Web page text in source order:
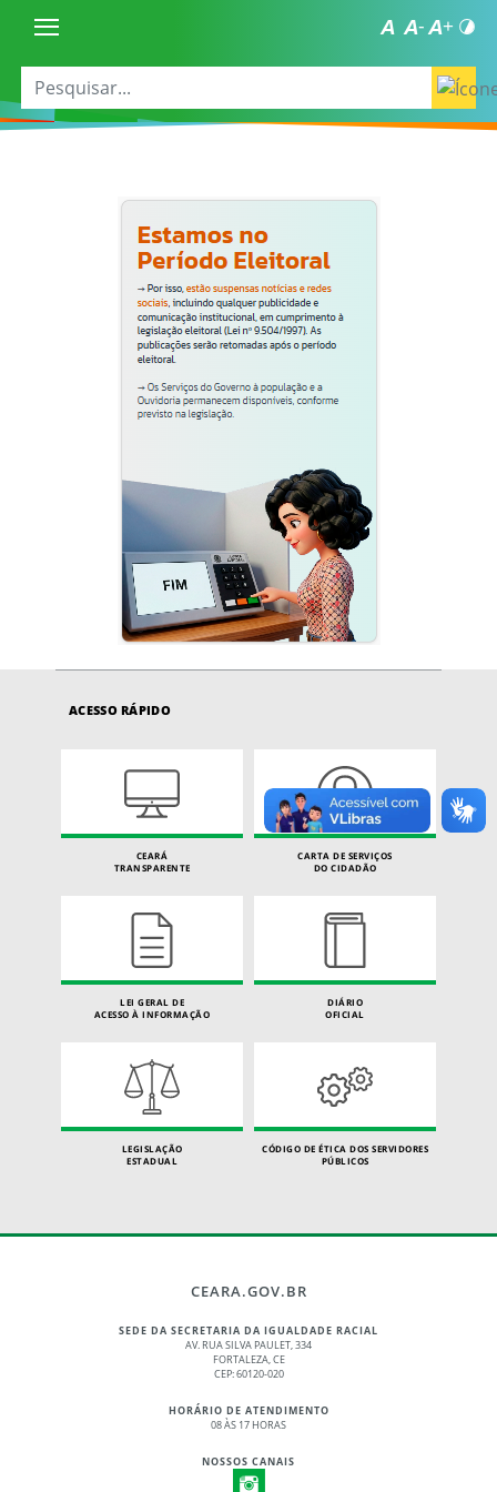
ACESSO RÁPIDO
CEARÁ
TRANSPARENTE
CARTA DE SERVIÇOS
DO CIDADÃO
LEI GERAL DE
ACESSO À INFORMAÇÃO
DIÁRIO
OFICIAL
LEGISLAÇÃO
ESTADUAL
CÓDIGO DE ÉTICA DOS SERVIDORES
PÚBLICOS
CEARA.GOV.BR
SEDE DA SECRETARIA DA IGUALDADE RACIAL
AV. RUA SILVA PAULET, 334
FORTALEZA, CE
CEP: 60120-020
HORÁRIO DE ATENDIMENTO
08 ÀS 17 HORAS
NOSSOS CANAIS